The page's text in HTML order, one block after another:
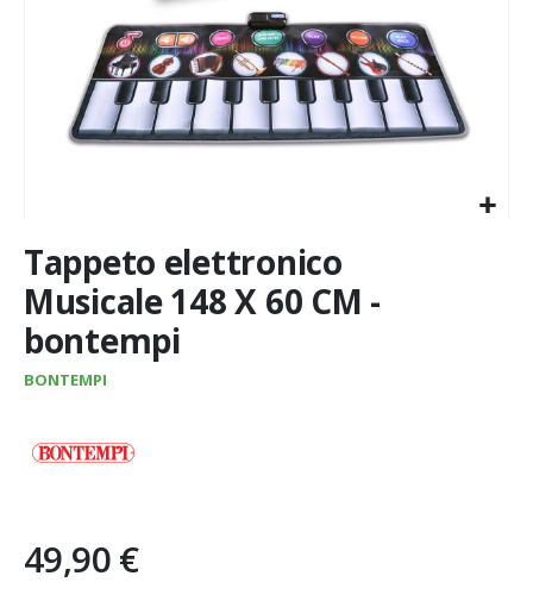
all'inizio
della
galleria
di
immagini
Tappeto elettronico
Musicale 148 X 60 CM -
bontempi
BONTEMPI
49,90 €